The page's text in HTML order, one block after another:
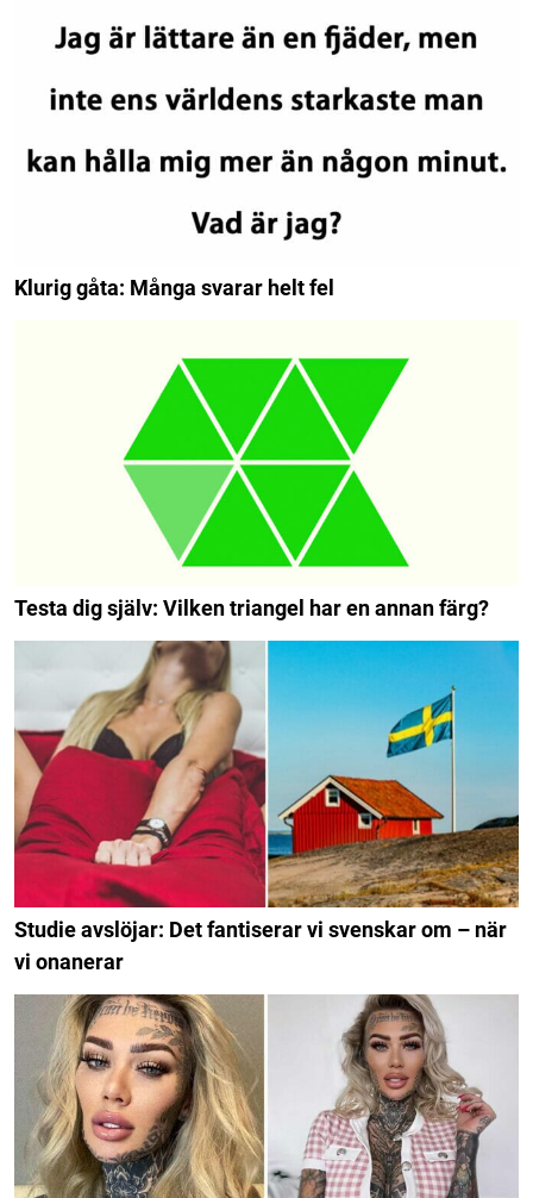
Klurig gåta: Många svarar helt fel
Testa dig själv: Vilken triangel har en annan färg?
Studie avslöjar: Det fantiserar vi svenskar om – när
vi onanerar